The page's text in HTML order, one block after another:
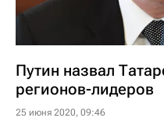
Путин назвал
регионов-лидеров
25 июня 2020, 09:46